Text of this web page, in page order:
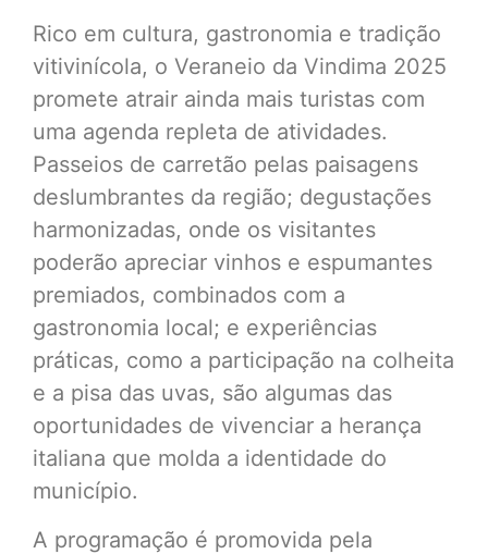
Rico em cultura, gastronomia e tradição
vitivinícola, o Veraneio da Vindima 2025
promete atrair ainda mais turistas com
uma agenda repleta de atividades.
Passeios de carretão pelas paisagens
deslumbrantes da região; degustações
harmonizadas, onde os visitantes
poderão apreciar vinhos e espumantes
premiados, combinados com a
gastronomia local; e experiências
práticas, como a participação na colheita
e a pisa das uvas, são algumas das
oportunidades de vivenciar a herança
italiana que molda a identidade do
município.
A programação é promovida pela